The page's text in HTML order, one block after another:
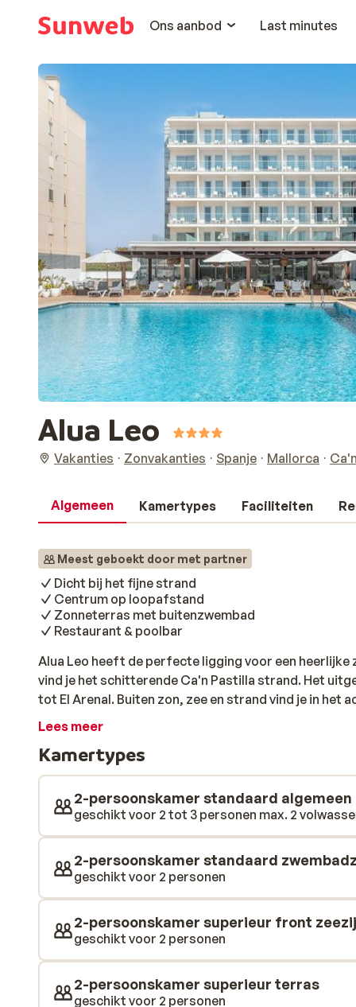
Ons aanbod
Last minutes
Alua Leo
Vakanties Zonvakanties Spanje Mallorca
Algemeen Kamertypes Faciliteiten
Meest geboekt door met partner
Dicht bij het fijne strand
Centrum op loopafstand
Zonneterras met buitenzwembad
Restaurant & poolbar
Alua Leo heeft de perfecte ligging voor een
vind je het schitterende Ca'n Pastilla strand. Het
tot El Arenal. Buiten zon, zee en strand vind je in het
landschap met bergen, moerassen, kleine baaien en
worden heerlijke verfrissende drankjes geserveerd.
centrum van Ca'n Pastilla waar je ook allerlei bars
Palma is ook een aanrader om eens goed te kunnen
Lees meer
Kamertypes
2-persoonskamer standaard algemeen
geschikt voor 2 tot 3 personen max. 2
2-persoonskamer standaard
geschikt voor 2 personen
2-persoonskamer superieur front
geschikt voor 2 personen
2-persoonskamer superieur terras
geschikt voor 2 personen